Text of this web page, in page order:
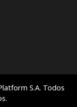
S.A. Todos